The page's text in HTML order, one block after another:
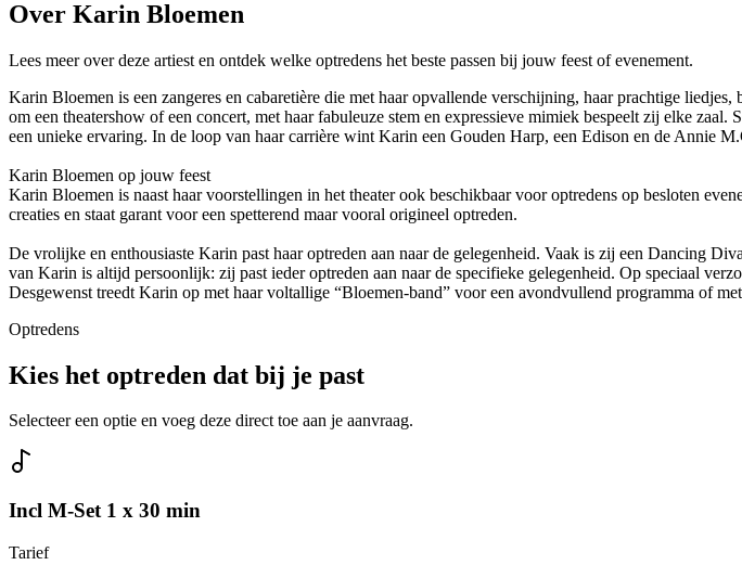
Over Karin Bloemen
Lees meer over deze artiest en ontdek welke optredens het beste passen bij jouw feest of evenement.
Karin Bloemen is een zangeres en cabaretière die met haar opvallende verschijning, haar prachtige
om een theatershow of een concert, met haar fabuleuze stem en expressieve mimiek bespeelt zij elke
een unieke ervaring. In de loop van haar carrière wint Karin een Gouden Harp, een Edison en de Annie
Karin Bloemen op jouw feest
Karin Bloemen is naast haar voorstellingen in het theater ook beschikbaar voor optredens op besloten
creaties en staat garant voor een spetterend maar vooral origineel optreden.
De vrolijke en enthousiaste Karin past haar optreden aan naar de gelegenheid. Vaak is zij een Dancing
van Karin is altijd persoonlijk: zij past ieder optreden aan naar de specifieke gelegenheid. Op speciaal
Desgewenst treedt Karin op met haar voltallige “Bloemen-band” voor een avondvullend programma of
Optredens
Kies het optreden dat bij je past
Selecteer een optie en voeg deze direct toe aan je aanvraag.
Incl M-Set 1 x 30 min
Tarief